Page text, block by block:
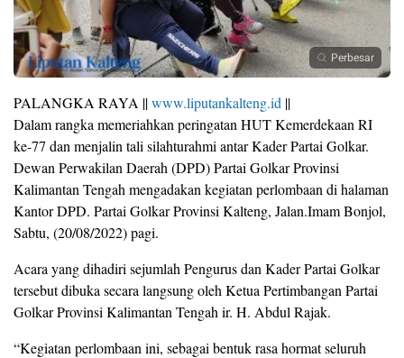
Perbesar
PALANGKA RAYA ||www.liputankalteng.id ||
Dalam rangka memeriahkan peringatan HUT Kemerdekaan RI
ke-77 dan menjalin tali silahturahmi antar Kader Partai Golkar.
Dewan Perwakilan Daerah (DPD) Partai Golkar Provinsi
Kalimantan Tengah mengadakan kegiatan perlombaan di halaman
Kantor DPD. Partai Golkar Provinsi Kalteng, Jalan.Imam Bonjol,
Sabtu, (20/08/2022) pagi.
Acara yang dihadiri sejumlah Pengurus dan Kader Partai Golkar
tersebut dibuka secara langsung oleh Ketua Pertimbangan Partai
Golkar Provinsi Kalimantan Tengah ir. H. Abdul Rajak.
“Kegiatan perlombaan ini, sebagai bentuk rasa hormat seluruh